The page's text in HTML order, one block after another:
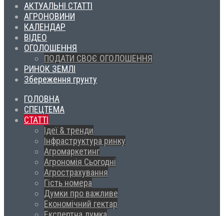
АКТУАЛЬНІ СТАТТІ
АГРОНОВИНИ
КАЛЕНДАР
ВІДЕО
ОГОЛОШЕННЯ
ПОДАТИ СВОЄ ОГОЛОШЕННЯ
РИНОК ЗЕМЛІ
Збереження грунту
ГОЛОВНА
СПЕЦТЕМА
СТАТТІ
Ідеї & тренди
Інфраструктура ринку
Агромаркетинг
Агрономія Сьогодні
Агрострахування
Гість номера
Думки про важливе
Економічний гектар